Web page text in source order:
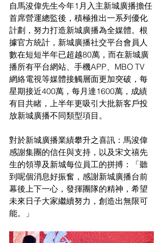
自馬浚偉先生今年1月入主新城廣播擔任
首席營運總監後，積極推出一系列優化
計劃，努力打造新城廣播為全媒體。根
據官方統計，新城廣播社交平台會員人
數在短短半年已超越80萬，而在新城廣
播所有平台網站、手機APP、MBO TV
網絡電視等媒體接觸層面更加突破，每
星期接近400萬，每月達1600萬，成績
有目共睹，上半年更吸引大批新客戶投
放新城廣播不同類型項目。
對於新城廣播業績攀升之喜訊：馬浚偉
感謝集團的信任與支持，以及宋文禧先
生的領導及新城每位員工的拼搏：「聽
到呢個消息好振奮，感謝新城廣播台前
幕後上下一心，發揮團隊的精神，希望
未來日子大家繼續努力，創造出無限可
能。」